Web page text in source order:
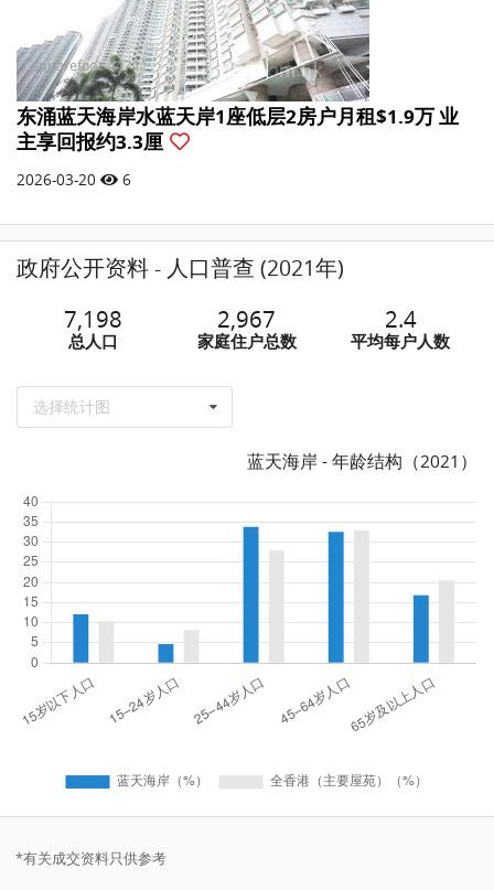
东涌蓝天海岸水蓝天岸1座低层2房户月租$1.9万 业
主享回报约3.3厘
2026-03-20 6
政府公开资料 - 人口普查 (2021年)
7,198
总人口
2,967
家庭住户总数
2.4
平均每户人数
选择统计图
蓝天海岸 - 年龄结构（2021）
*有关成交资料只供参考